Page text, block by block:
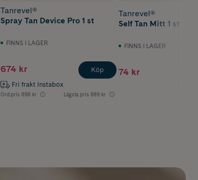
Tanrevel®
Spray Tan Device Pro 1 st
FINNS I LAGER
674 kr
Fri frakt Instabox
Ord.pris 898 kr Lägsta pris 889 kr
Köp
Tanrevel®
Self Tan Mitt 1 st
FINNS I LAGER
74 kr